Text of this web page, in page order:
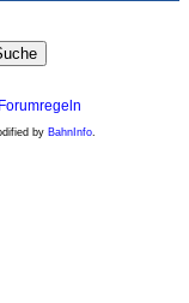
Forumregeln
by BahnInfo.